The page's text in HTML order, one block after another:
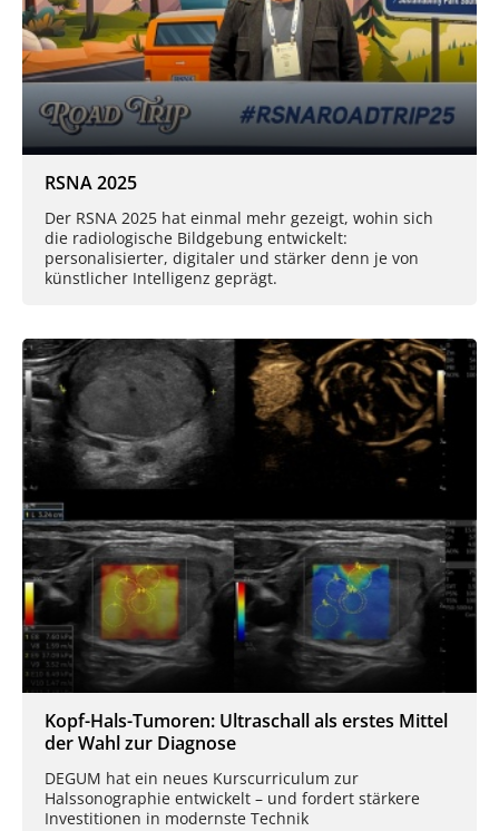
RSNA 2025
Der RSNA 2025 hat einmal mehr gezeigt, wohin sich
die radiologische Bildgebung entwickelt:
personalisierter, digitaler und stärker denn je von
künstlicher Intelligenz geprägt.
Kopf-Hals-Tumoren: Ultraschall als erstes Mittel
der Wahl zur Diagnose
DEGUM hat ein neues Kurscurriculum zur
Halssonographie entwickelt – und fordert stärkere
Investitionen in modernste Technik